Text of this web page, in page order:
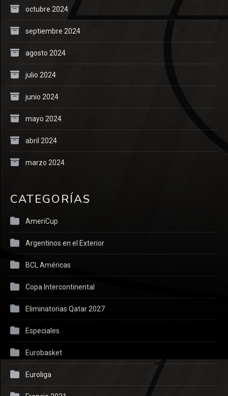
octubre 2024
septiembre 2024
agosto 2024
julio 2024
junio 2024
mayo 2024
abril 2024
marzo 2024
CATEGORÍAS
AmeriCup
Argentinos en el Exterior
BCL Américas
Copa Intercontinental
Eliminatorias Qatar 2027
Especiales
Eurobasket
Euroliga